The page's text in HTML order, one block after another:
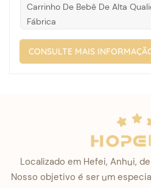
Carrinho De Bebê De Alta
Fábrica
CONSULTE MAIS
Localizado em Hefei, Anhui,
Nosso objetivo é ser um